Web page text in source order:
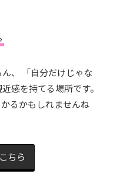
、 「自分だけじゃな
感を持てる場所です。
るかもしれませんね
ちら